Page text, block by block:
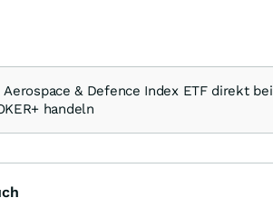
Aerospace & Defence Index ETF direkt bei
handeln